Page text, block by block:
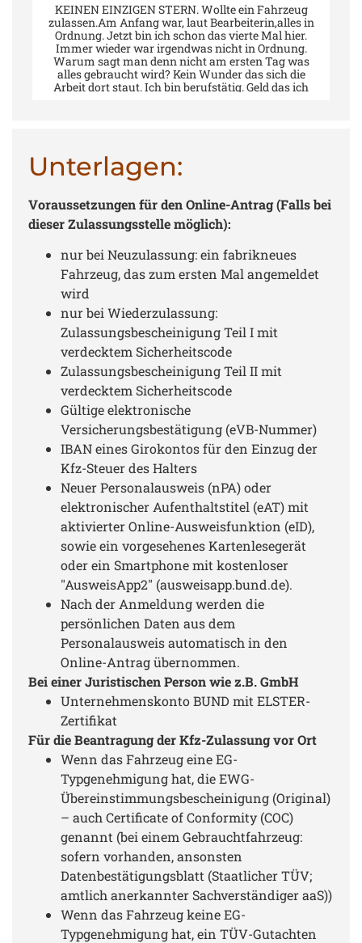
KEINEN EINZIGEN STERN. Wollte ein Fahrzeug
zulassen.Am Anfang war, laut Bearbeiterin,alles in
Ordnung. Jetzt bin ich schon das vierte Mal hier.
Immer wieder war irgendwas nicht in Ordnung.
Warum sagt man denn nicht am ersten Tag was
alles gebraucht wird? Kein Wunder das sich die
Arbeit dort staut. Ich bin berufstätig. Geld das ich
Fahrzeugzulassung zu erreichen, leider ohne Erfolg.
Frau Frehse war wohl die letzte Frau mit der man
werden immer jünger, schön aber mit dem Umgang
anderen gegenüber haben Sie noch sehr viel zu
lernen. Mit Dienstleistung hat das nichts zu tun
Unterlagen:
Voraussetzungen für den Online-Antrag (Falls bei
dieser Zulassungsstelle möglich):
nur bei Neuzulassung: ein fabrikneues
Fahrzeug, das zum ersten Mal angemeldet
wird
nur bei Wiederzulassung:
Zulassungsbescheinigung Teil I mit
verdecktem Sicherheitscode
Zulassungsbescheinigung Teil II mit
verdecktem Sicherheitscode
Gültige elektronische
Versicherungsbestätigung (eVB-Nummer)
IBAN eines Girokontos für den Einzug der
Kfz-Steuer des Halters
Neuer Personalausweis (nPA) oder
elektronischer Aufenthaltstitel (eAT) mit
aktivierter Online-Ausweisfunktion (eID),
sowie ein vorgesehenes Kartenlesegerät
oder ein Smartphone mit kostenloser
"AusweisApp2" (ausweisapp.bund.de).
Nach der Anmeldung werden die
persönlichen Daten aus dem
Personalausweis automatisch in den
Online-Antrag übernommen.
Bei einer Juristischen Person wie z.B. GmbH
Unternehmenskonto BUND mit ELSTER-
Zertifikat
Für die Beantragung der Kfz-Zulassung vor Ort
Wenn das Fahrzeug eine EG-
Typgenehmigung hat, die EWG-
Übereinstimmungsbescheinigung (Original)
– auch Certificate of Conformity (COC)
genannt (bei einem Gebrauchtfahrzeug:
sofern vorhanden, ansonsten
Datenbestätigungsblatt (Staatlicher TÜV;
amtlich anerkannter Sachverständiger aaS))
Wenn das Fahrzeug keine EG-
Typgenehmigung hat, ein TÜV-Gutachten